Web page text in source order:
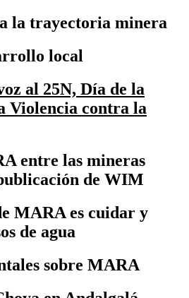
la trayectoria minera
local
al 25N, Día de la
Violencia contra la
entre las mineras
de WIM
MARA es cuidar y
de agua
sobre MARA